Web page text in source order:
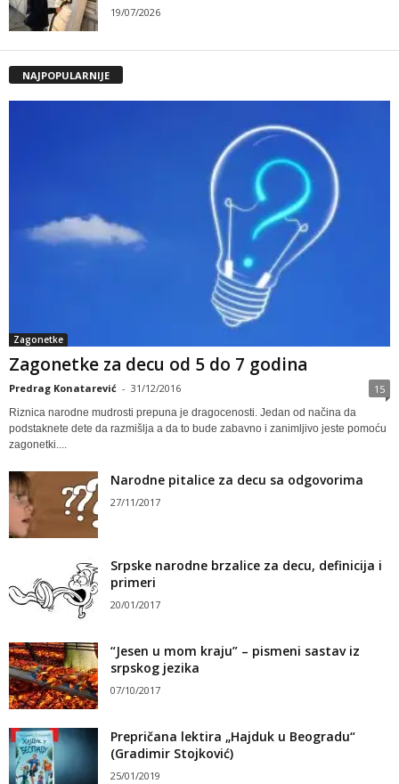
19/07/2026
NAJPOPULARNIJE
Zagonetke
Zagonetke za decu od 5 do 7 godina
Predrag Konatarević - 31/12/2016 15
Riznica narodne mudrosti prepuna je dragocenosti. Jedan od načina da
podstaknete dete da razmišlja a da to bude zabavno i zanimljivo jeste pomoću
zagonetki....
Narodne pitalice za decu sa odgovorima
27/11/2017
Srpske narodne brzalice za decu, definicija i
primeri
20/01/2017
“Jesen u mom kraju” – pismeni sastav iz
srpskog jezika
07/10/2017
Prepričana lektira „Hajduk u Beogradu“
(Gradimir Stojković)
25/01/2019